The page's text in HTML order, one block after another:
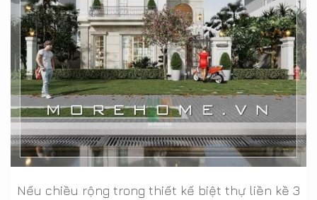
Nếu chiều rộng trong thiết kế biệt thự liền kề 3